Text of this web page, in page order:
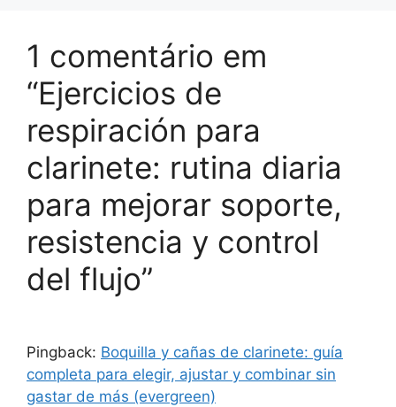
1 comentário em
“Ejercicios de
respiración para
clarinete: rutina diaria
para mejorar soporte,
resistencia y control
del flujo”
Pingback: Boquilla y cañas de clarinete: guía
completa para elegir, ajustar y combinar sin
gastar de más (evergreen)